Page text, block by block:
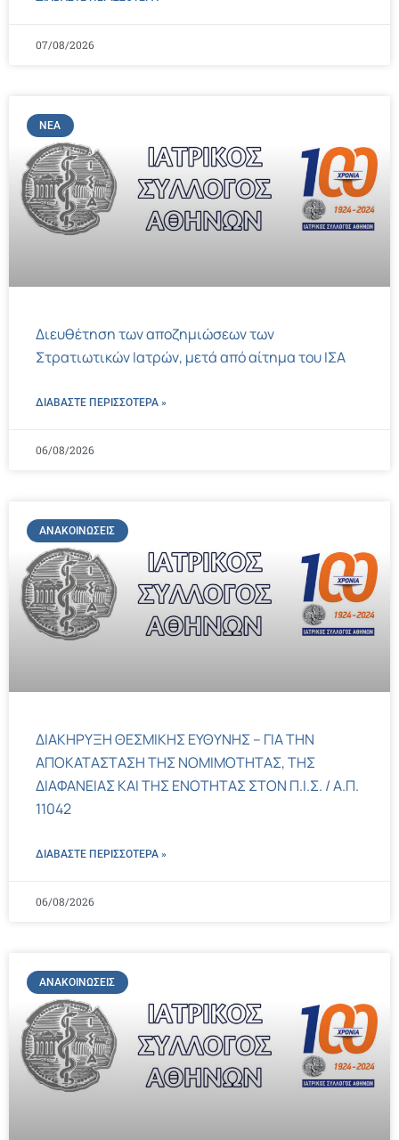
07/08/2026
ΝΈΑ
Διευθέτηση των αποζημιώσεων των
Στρατιωτικών Ιατρών, μετά από αίτημα του ΙΣΑ
ΔΙΑΒΑΣΤΕ ΠΕΡΙΣΣΌΤΕΡΑ »
06/08/2026
ΑΝΑΚΟΙΝΏΣΕΙΣ
ΔΙΑΚΗΡΥΞΗ ΘΕΣΜΙΚΗΣ ΕΥΘΥΝΗΣ – ΓΙΑ ΤΗΝ
ΑΠΟΚΑΤΑΣΤΑΣΗ ΤΗΣ ΝΟΜΙΜΟΤΗΤΑΣ, ΤΗΣ
ΔΙΑΦΑΝΕΙΑΣ ΚΑΙ ΤΗΣ ΕΝΟΤΗΤΑΣ ΣΤΟΝ Π.Ι.Σ. / Α.Π.
11042
ΔΙΑΒΑΣΤΕ ΠΕΡΙΣΣΌΤΕΡΑ »
06/08/2026
ΑΝΑΚΟΙΝΏΣΕΙΣ